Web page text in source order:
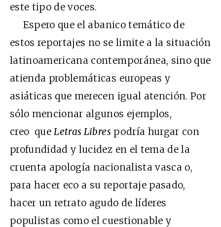
este tipo de voces.
Espero que el abanico temático de
estos reportajes no se limite a la situación
latinoamericana contemporánea, sino que
atienda problemáticas europeas y
asiáticas que merecen igual atención. Por
sólo mencionar algunos ejemplos,
creo queLetras Librespodría hurgar con
profundidad y lucidez en el tema de la
cruenta apología nacionalista vasca o,
para hacer eco a su reportaje pasado,
hacer un retrato agudo de líderes
populistas como el cuestionable y